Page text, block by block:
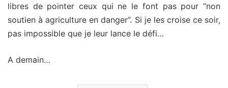
libres de pointer ceux qui ne le font pas pour “non
soutien à agriculture en danger”. Si je les croise ce soir,
pas impossible que je leur lance le défi…
A demain…